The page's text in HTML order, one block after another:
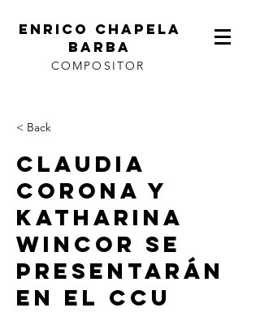
ENRICO CHAPELA
BARBA
COMPOSITOR
< Back
Claudia
Corona y
Katharina
Wincor se
presentarán
en el CCU